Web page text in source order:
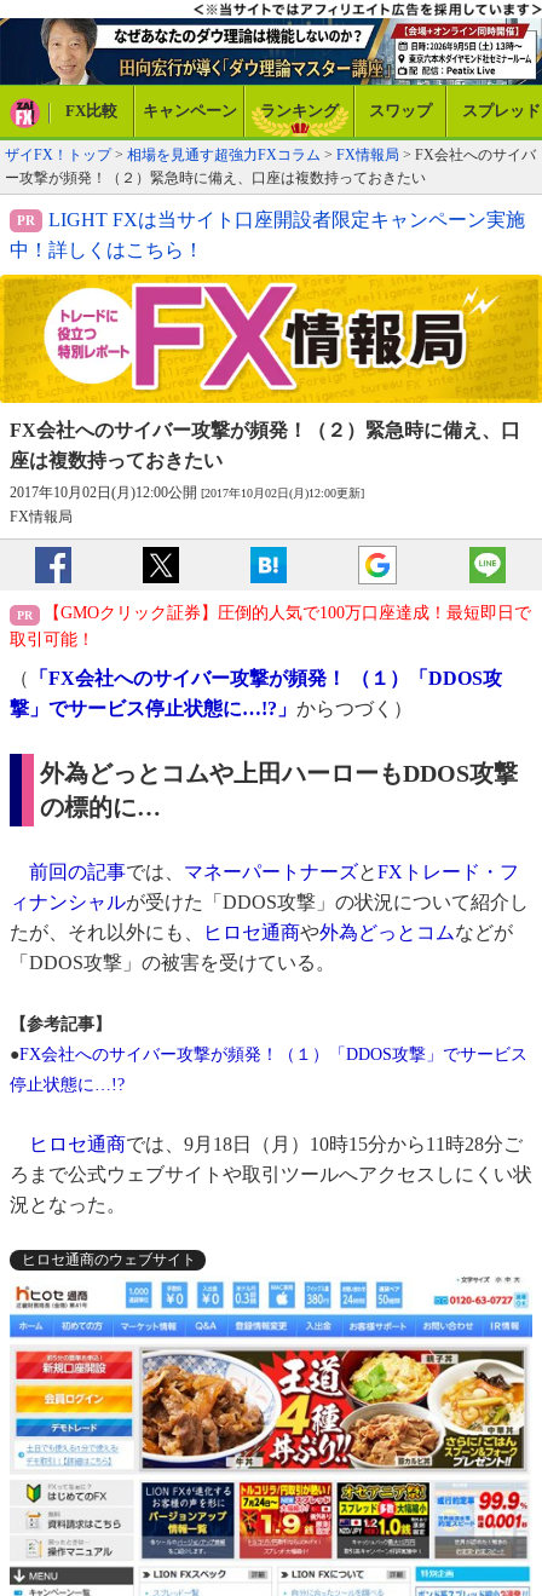
FX比較 キャンペーン ランキング スワップ スプレッド
ザイFX！トップ> 相場を見通す超強力FXコラム > FX情報局 > FX会社へのサイバ
ー攻撃が頻発！（２）緊急時に備え、口座は複数持っておきたい
LIGHT FXは当サイト口座開設者限定キャンペーン実施
中！詳しくはこちら！
FX会社へのサイバー攻撃が頻発！（２） 緊急時に備え、口
座は複数持っておきたい
2017年10月02日(月)12:00公開 [2017年10月02日(月)12:00更新]
FX情報局
【GMOクリック証券】圧倒的人気で100万口座達成！最短即日で
取引可能！
（
「FX会社へのサイバー攻撃が頻発！ （１）「DDOS攻
撃」でサービス停止状態に…!?」 からつづく）
外為どっとコムや上田ハーローもDDOS攻撃
の標的に…
前回の記事では、 マネーパートナーズとFXトレード・フ
ィナンシャルが受けた「DDOS攻撃」の状況について紹介し
たが、それ以外にも、
ヒロセ通商や外為どっとコムなどが
「DDOS攻撃」の被害を受けている。
【参考記事】
●FX会社へのサイバー攻撃が頻発！（１）「DDOS攻撃」でサービス
停止状態に…!?
ヒロセ通商では、9月18日（月）10時15分から11時28分ご
ろまで公式ウェブサイトや取引ツールへアクセスしにくい状
況となった。
ヒロセ通商のウェブサイト